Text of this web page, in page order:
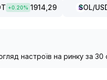
+0.20% 1914,29 SOL/
настроїв на ринку за 30